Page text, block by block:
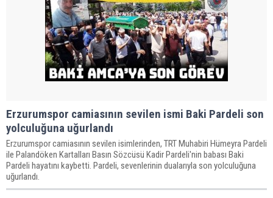
Erzurumspor camiasının sevilen ismi Baki Pardeli son
yolculuğuna uğurlandı
Erzurumspor camiasının sevilen isimlerinden, TRT Muhabiri Hümeyra Pardeli
ile Palandöken Kartalları Basın Sözcüsü Kadir Pardeli'nin babası Baki
Pardeli hayatını kaybetti. Pardeli, sevenlerinin dualarıyla son yolculuğuna
uğurlandı.